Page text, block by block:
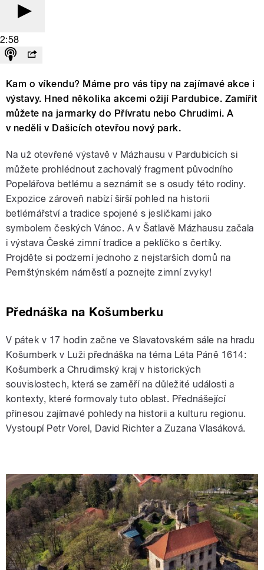
2:58
Kam o víkendu? Máme pro vás tipy na zajímavé akce i
výstavy. Hned několika akcemi ožijí Pardubice. Zamířit
můžete na jarmarky do Přívratu nebo Chrudimi. A
v neděli v Dašicích otevřou nový park.
Na už otevřené výstavě v Mázhausu v Pardubicích si
můžete prohlédnout zachovalý fragment původního
Popelářova betlému a seznámit se s osudy této rodiny.
Expozice zároveň nabízí širší pohled na historii
betlémářství a tradice spojené s jesličkami jako
symbolem českých Vánoc. A v Šatlavě Mázhausu začala
i výstava České zimní tradice a peklíčko s čertíky.
Projděte si podzemí jednoho z nejstarších domů na
Pernštýnském náměstí a poznejte zimní zvyky!
Přednáška na Košumberku
V pátek v 17 hodin začne ve Slavatovském sále na hradu
Košumberk v Luži přednáška na téma Léta Páně 1614:
Košumberk a Chrudimský kraj v historických
souvislostech, která se zaměří na důležité události a
kontexty, které formovaly tuto oblast. Přednášející
přinesou zajímavé pohledy na historii a kulturu regionu.
Vystoupí Petr Vorel, David Richter a Zuzana Vlasáková.